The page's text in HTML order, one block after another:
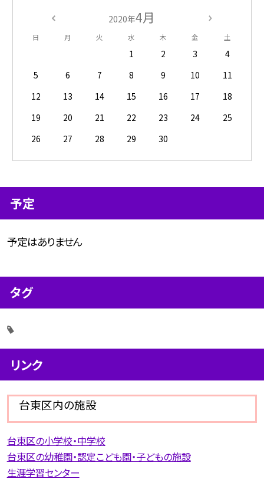
2020年4月
日 月 火 水 木 金 土
1 2 3
4
5
6 7 8 9 10
11
12
13 14 15 16 17
18
19
20 21 22 23 24
25
26
27 28 29 30
予定
予定はありません
タグ
リンク
台東区内の施設
台東区の小学校・中学校
台東区の幼稚園・認定こども園・子どもの施設
生涯学習センター